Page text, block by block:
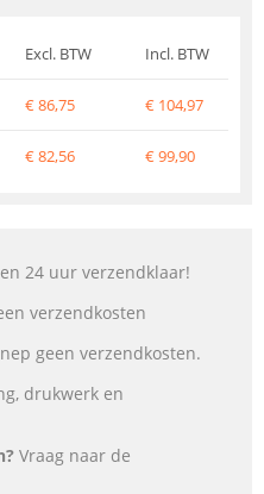
Excl. BTW Incl. BTW
€86,75 € 104,97
€82,56 €99,90
24 uur verzendklaar!
verzendkosten
geen verzendkosten.
drukwerk en
Vraag naar de